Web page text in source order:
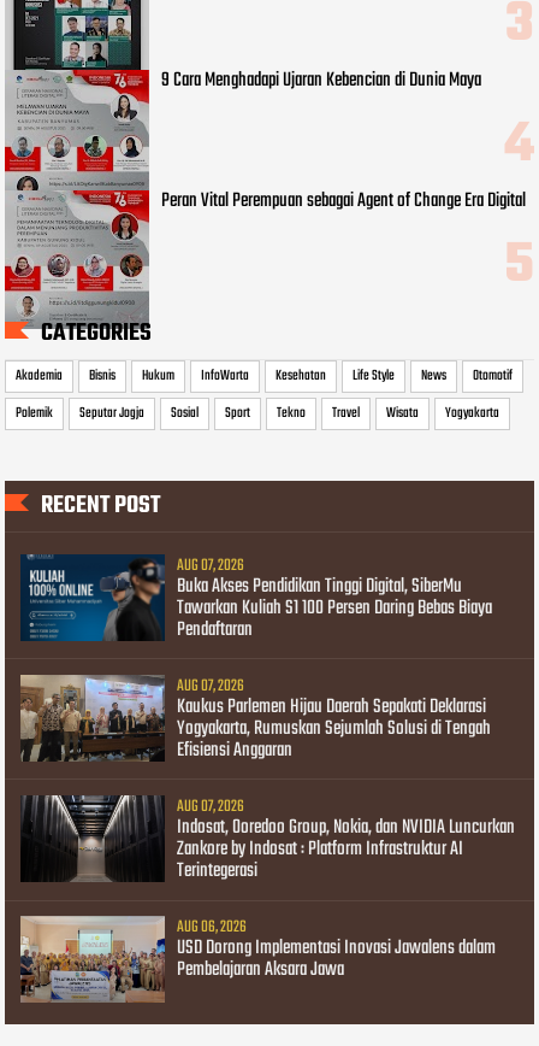
9 Cara Menghadapi Ujaran Kebencian di Dunia Maya
Peran Vital Perempuan sebagai Agent of Change Era Digital
CATEGORIES
Akademia Bisnis Hukum InfoWarta Kesehatan Life Style News
Otomotif
Polemik
Seputar Jogja Sosial Sport Tekno Travel Wisata Yogyakarta
RECENT POST
AUG 07, 2026
Buka Akses Pendidikan Tinggi Digital, SiberMu
Tawarkan Kuliah S1 100 Persen Daring Bebas Biaya
Pendaftaran
AUG 07, 2026
Kaukus Parlemen Hijau Daerah Sepakati Deklarasi
Yogyakarta, Rumuskan Sejumlah Solusi di Tengah
Efisiensi Anggaran
AUG 07, 2026
Indosat, Ooredoo Group, Nokia, dan NVIDIA Luncurkan
Zankore by Indosat : Platform Infrastruktur AI
Terintegerasi
AUG 06, 2026
USD Dorong Implementasi Inovasi Jawalens dalam
Pembelajaran Aksara Jawa